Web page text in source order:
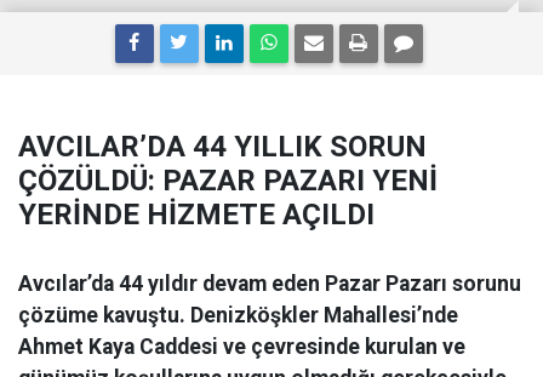
AVCILAR’DA 44 YILLIK SORUN
ÇÖZÜLDÜ: PAZAR PAZARI YENİ
YERİNDE HİZMETE AÇILDI
Avcılar’da 44 yıldır devam eden Pazar Pazarı sorunu
çözüme kavuştu. Denizköşkler Mahallesi’nde
Ahmet Kaya Caddesi ve çevresinde kurulan ve